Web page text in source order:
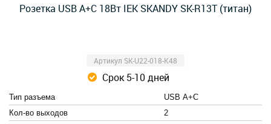
Розетка USB A+C 18Вт IEK SKANDY SK-R13T (титан)
Артикул SK-U22-018-K48
Срок 5-10 дней
Тип разъема
USB А+C
Кол-во выходов
2